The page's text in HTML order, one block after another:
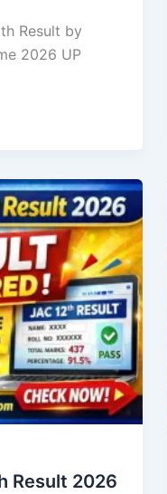
Result by
2026 UP
Result 2026